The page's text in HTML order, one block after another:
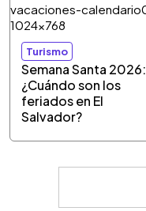
Turismo
Semana Santa 2026:
¿Cuándo son los
feriados en El
Salvador?